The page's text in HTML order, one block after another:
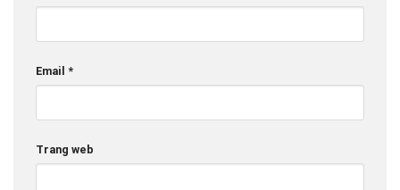
Email *
Trang web